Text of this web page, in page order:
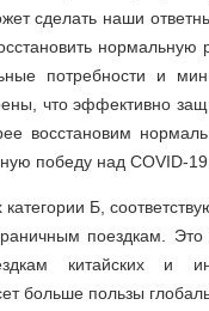
сделать наши
нормальную
потребности и
что эффективно
восстановим
победу над COVID-19.
Б,
поездкам. Это
китайских и
больше пользы